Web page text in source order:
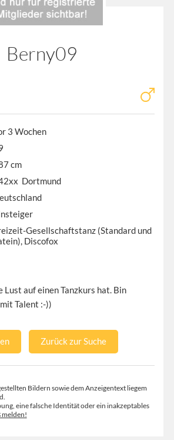
Berny09
3 Wochen
cm
Dortmund
Gesellschaftstanz (Standard und
Discofox
Lust auf einen Tanzkurs hat. Bin
Talent :-))
Zurück zur Suche
Bildern sowie dem Anzeigentext liegem
eine falsche Identität oder ein inakzeptables
melden!